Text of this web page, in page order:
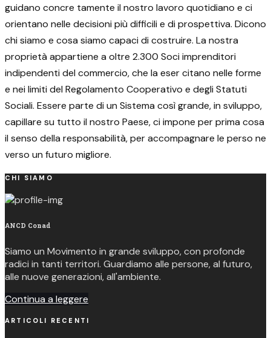
guidano concre tamente il nostro lavoro quotidiano e ci
orientano nelle decisioni più difficili e di prospettiva. Dicono
chi siamo e cosa siamo capaci di costruire. La nostra
proprietà appartiene a oltre 2.300 Soci imprenditori
indipendenti del commercio, che la eser citano nelle forme
e nei limiti del Regolamento Cooperativo e degli Statuti
Sociali. Essere parte di un Sistema così grande, in sviluppo,
capillare su tutto il nostro Paese, ci impone per prima cosa
il senso della responsabilità, per accompagnare le perso ne
verso un futuro migliore.
CHI SIAMO
ANCD Conad
Siamo un Movimento in grande sviluppo, con profonde
radici in tanti territori. Guardiamo alle persone, al futuro,
alle nuove generazioni, all'ambiente.
Continua a leggere
ARTICOLI RECENTI